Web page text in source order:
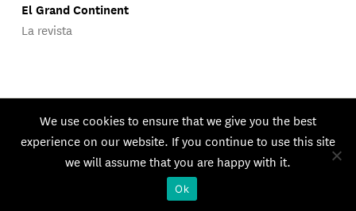
El Grand Continent
La revista
© 2026 GEG. Todos los derechos reservados.
We use cookies to ensure that we give you the best
experience on our website. If you continue to use this site
we will assume that you are happy with it.
Ok